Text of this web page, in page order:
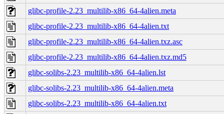
glibc-profile-2.23_multilib-x86_64-4alien.meta
glibc-profile-2.23_multilib-x86_64-4alien.txt
glibc-profile-2.23_multilib-x86_64-4alien.txz.asc
glibc-profile-2.23_multilib-x86_64-4alien.txz.md5
glibc-solibs-2.23_multilib-x86_64-4alien.lst
glibc-solibs-2.23_multilib-x86_64-4alien.meta
glibc-solibs-2.23_multilib-x86_64-4alien.txt